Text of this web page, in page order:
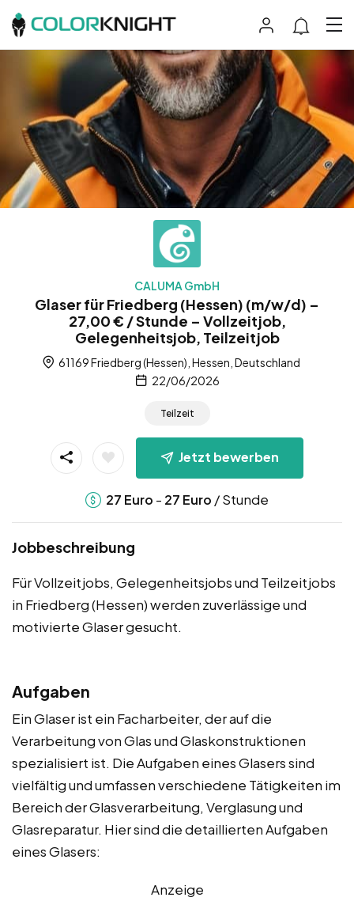
CALUMA GmbH
Glaser für Friedberg (Hessen) (m/w/d) –
27,00 € / Stunde – Vollzeitjob,
Gelegenheitsjob, Teilzeitjob
61169 Friedberg (Hessen), Hessen, Deutschland
22/06/2026
Teilzeit
Jetzt bewerben
27 Euro - 27 Euro / Stunde
Jobbeschreibung
Für Vollzeitjobs, Gelegenheitsjobs und Teilzeitjobs
in Friedberg (Hessen) werden zuverlässige und
motivierte Glaser gesucht.
Aufgaben
Ein Glaser ist ein Facharbeiter, der auf die
Verarbeitung von Glas und Glaskonstruktionen
spezialisiert ist. Die Aufgaben eines Glasers sind
vielfältig und umfassen verschiedene Tätigkeiten im
Bereich der Glasverarbeitung, Verglasung und
Glasreparatur. Hier sind die detaillierten Aufgaben
eines Glasers:
Anzeige